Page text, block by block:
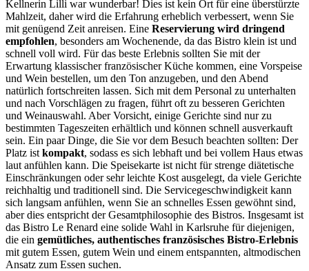
Kellnerin Lilli war wunderbar! Dies ist kein Ort für eine überstürzte
Mahlzeit, daher wird die Erfahrung erheblich verbessert, wenn Sie
mit genügend Zeit anreisen. Eine Reservierung wird dringend
empfohlen, besonders am Wochenende, da das Bistro klein ist und
schnell voll wird. Für das beste Erlebnis sollten Sie mit der
Erwartung klassischer französischer Küche kommen, eine Vorspeise
und Wein bestellen, um den Ton anzugeben, und den Abend
natürlich fortschreiten lassen. Sich mit dem Personal zu unterhalten
und nach Vorschlägen zu fragen, führt oft zu besseren Gerichten
und Weinauswahl. Aber Vorsicht, einige Gerichte sind nur zu
bestimmten Tageszeiten erhältlich und können schnell ausverkauft
sein. Ein paar Dinge, die Sie vor dem Besuch beachten sollten: Der
Platz ist kompakt, sodass es sich lebhaft und bei vollem Haus etwas
laut anfühlen kann. Die Speisekarte ist nicht für strenge diätetische
Einschränkungen oder sehr leichte Kost ausgelegt, da viele Gerichte
reichhaltig und traditionell sind. Die Servicegeschwindigkeit kann
sich langsam anfühlen, wenn Sie an schnelles Essen gewöhnt sind,
aber dies entspricht der Gesamtphilosophie des Bistros. Insgesamt ist
das Bistro Le Renard eine solide Wahl in Karlsruhe für diejenigen,
die ein gemütliches, authentisches französisches Bistro-Erlebnis
mit gutem Essen, gutem Wein und einem entspannten, altmodischen
Ansatz zum Essen suchen.